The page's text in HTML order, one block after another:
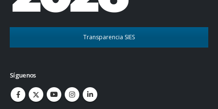
Transparencia SIES
Síguenos